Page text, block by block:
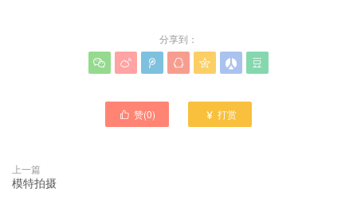
分享到：
      
 赞(0)  打赏
上一篇
模特拍摄